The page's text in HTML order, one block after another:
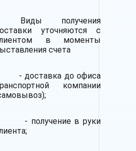
Виды получения
уточняются с
в моменты
счета
- доставка до офиса
компании
- получение в руки